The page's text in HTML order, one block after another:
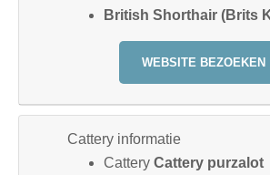
British Shorthair (Brits
WEBSITE BEZOEKEN
Cattery informatie
Cattery Cattery purzalot